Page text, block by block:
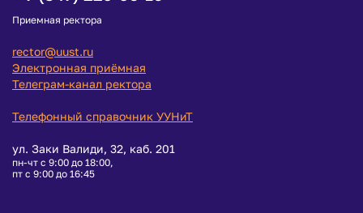
Приемная ректора
rector@uust.ru
Электронная приёмная
Телеграм-канал ректора
Телефонный справочник УУНиТ
ул. Заки Валиди, 32, каб. 201
пн-чт с 9:00 до 18:00,
пт с 9:00 до 16:45